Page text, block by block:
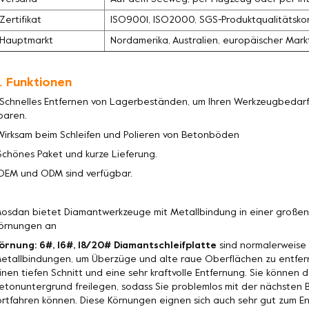
Zertifikat ISO9001, ISO2000, SGS-
Hauptmarkt Nordamerika, Australien, europäischer
Funktionen
Entfernen von Lagerbeständen, um Ihren
beim Schleifen und Polieren von Betonböden
Paket und kurze Lieferung.
und ODM sind verfügbar.
bietet Diamantwerkzeuge mit Metallbindung in einer
an
6#, 16#, 18/20# Diamantschleifplatte sind
um Überzüge und alte raue Oberflächen zu
tiefen Schnitt und eine sehr kraftvolle Entfernung. Sie können
freilegen, sodass Sie problemlos mit der
können. Diese Körnungen eignen sich auch sehr gut zum